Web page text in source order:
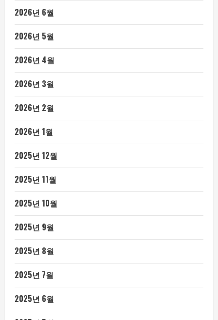
2026년 6월
2026년 5월
2026년 4월
2026년 3월
2026년 2월
2026년 1월
2025년 12월
2025년 11월
2025년 10월
2025년 9월
2025년 8월
2025년 7월
2025년 6월